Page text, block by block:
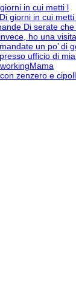
in cui metti l
zenzero e